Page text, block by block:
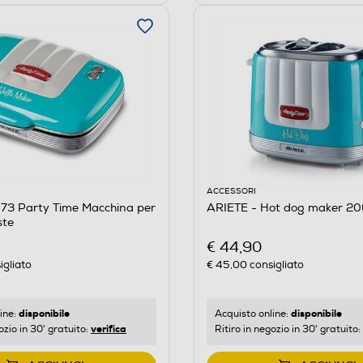
Party Time Macchina per
disponibile
in 30' gratuito: verifica
ACCESSORI
ARIETE - Hot dog maker
€ 44,90
€ 45,00consigliato
Acquisto online: disponibile
Ritiro in negozio in 30' gratuito: